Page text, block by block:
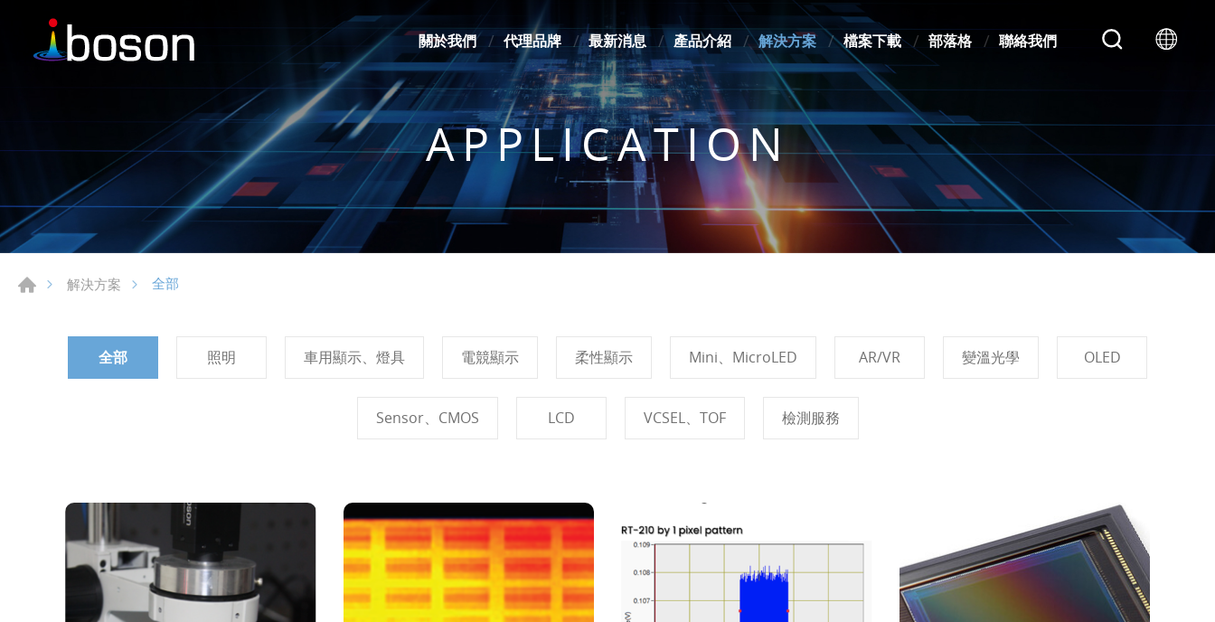
關於我們 代理品牌 最新消息 產品介紹 解決方案 檔案下載 部落格 聯絡我們
APPLICATION
解決方案 全部
全部 照明 車用顯示、燈具 電競顯示 柔性顯示 Mini、MicroLED AR/VR 變溫光學 OLED
Sensor、CMOS LCD VCSEL、TOF 檢測服務